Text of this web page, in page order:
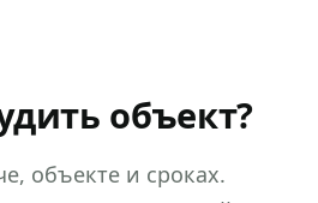
объект?
объекте и сроках.